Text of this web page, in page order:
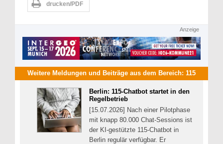
drucken/PDF
Anzeige
Weitere Meldungen und Beiträge aus dem Bereich: 115
Berlin: 115-Chatbot startet in den
Regelbetrieb
[15.07.2026] Nach einer Pilotphase
mit knapp 80.000 Chat-Sessions ist
der KI-gestützte 115-Chatbot in
Berlin regulär verfügbar. Er